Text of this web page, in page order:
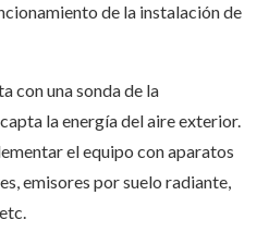
de la instalación de
con una sonda de la
la energía del aire exterior.
el equipo con aparatos
emisores por suelo radiante,